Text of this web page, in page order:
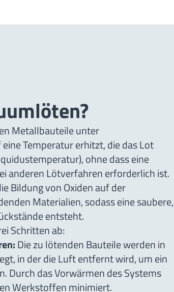
Metallbauteile unter
Temperatur erhitzt, die das Lot
ohne dass eine
anderen Lötverfahren erforderlich ist.
Bildung von Oxiden auf der
Materialien, sodass eine saubere,
entsteht.
Schritten ab:
Die zu lötenden Bauteile werden in
in der die Luft entfernt wird, um ein
Durch das Vorwärmen des Systems
Werkstoffen minimiert.